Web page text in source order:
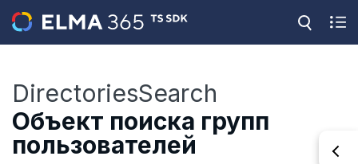
DirectoriesSearch
Объект поиска групп
пользователей